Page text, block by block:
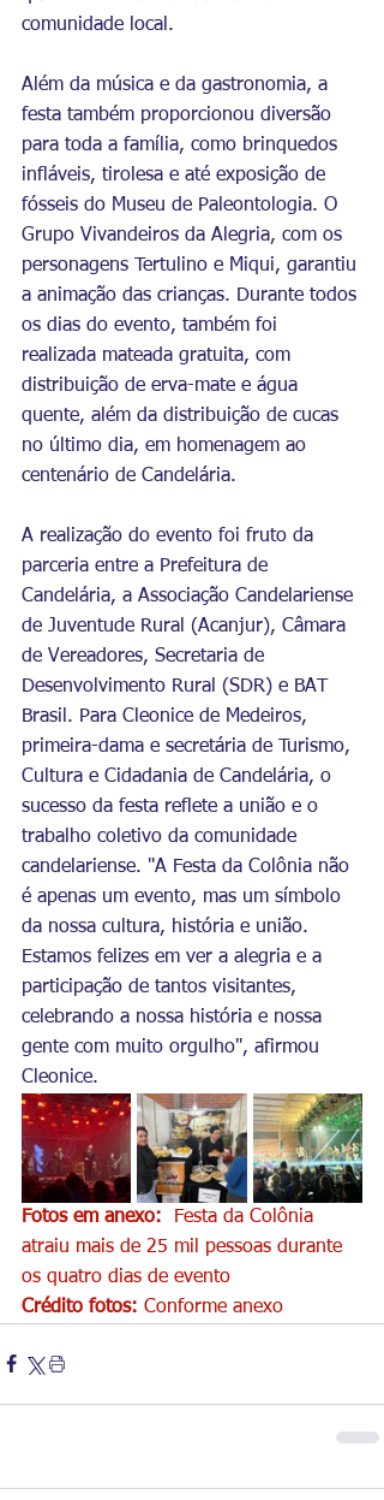
comunidade local.
Além da música e da gastronomia, a
festa também proporcionou diversão
para toda a família, como brinquedos
infláveis, tirolesa e até exposição de
fósseis do Museu de Paleontologia. O
Grupo Vivandeiros da Alegria, com os
personagens Tertulino e Miqui, garantiu
a animação das crianças. Durante todos
os dias do evento, também foi
realizada mateada gratuita, com
distribuição de erva-mate e água
quente, além da distribuição de cucas
no último dia, em homenagem ao
centenário de Candelária.
A realização do evento foi fruto da
parceria entre a Prefeitura de
Candelária, a Associação Candelariense
de Juventude Rural (Acanjur), Câmara
de Vereadores, Secretaria de
Desenvolvimento Rural (SDR) e BAT
Brasil. Para Cleonice de Medeiros,
primeira-dama e secretária de Turismo,
Cultura e Cidadania de Candelária, o
sucesso da festa reflete a união e o
trabalho coletivo da comunidade
candelariense. "A Festa da Colônia não
é apenas um evento, mas um símbolo
da nossa cultura, história e união.
Estamos felizes em ver a alegria e a
participação de tantos visitantes,
celebrando a nossa história e nossa
gente com muito orgulho", afirmou
Cleonice.
Fotos em anexo: Festa da Colônia
atraiu mais de 25 mil pessoas durante
os quatro dias de evento
Crédito fotos: Conforme anexo